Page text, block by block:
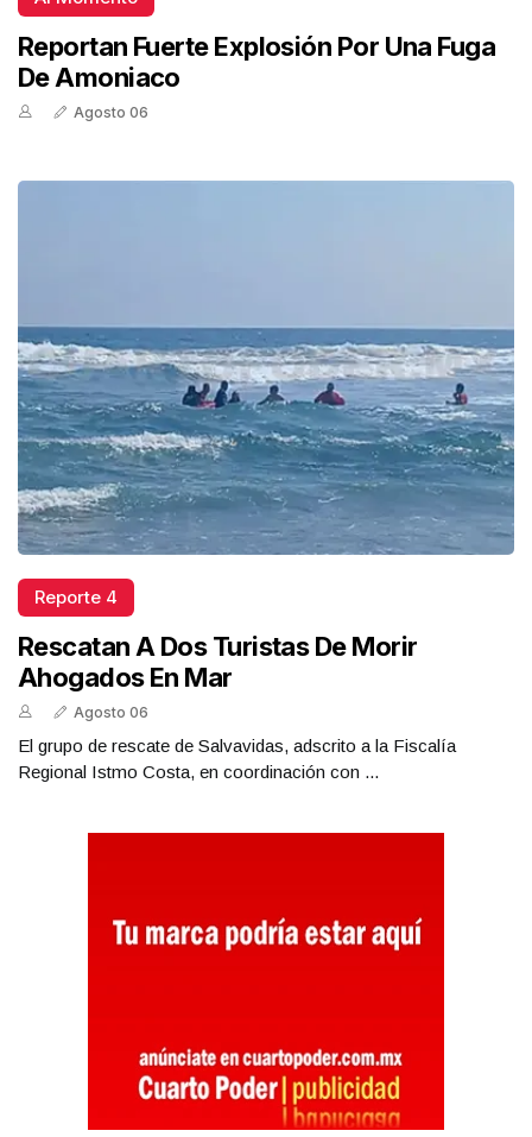
Reportan Fuerte Explosión Por Una Fuga
De Amoniaco
Agosto 06
Reporte 4
Rescatan A Dos Turistas De Morir
Ahogados En Mar
Agosto 06
El grupo de rescate de Salvavidas, adscrito a la Fiscalía
Regional Istmo Costa, en coordinación con ...